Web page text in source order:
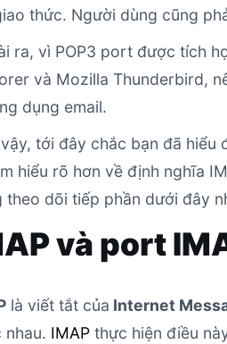
thức. Người dùng cũng
ra, vì POP3 port được tích
và Mozilla Thunderbird,
dụng email.
tới đây chắc bạn đã hiểu
hiểu rõ hơn về định nghĩa
theo dõi tiếp phần dưới đây
và port
là viết tắt của Internet
nhau. IMAP thực hiện điều